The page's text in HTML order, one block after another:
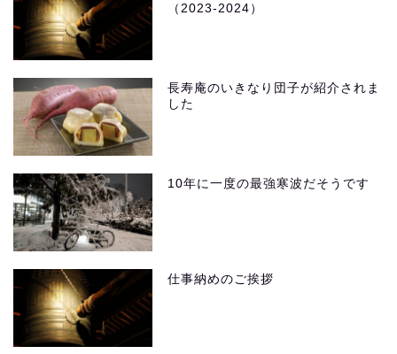
（2023-2024）
長寿庵のいきなり団子が紹介されま
した
10年に一度の最強寒波だそうです
仕事納めのご挨拶